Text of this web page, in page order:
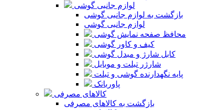
لوازم جانبی گوشی
بازگشت به لوازم جانبی گوشی
لوازم جانبی گوشی
محافظ صفحه نمایش گوشی
کیف و کاور گوشی
کابل شارژ و مبدل گوشی
شارژر تبلت و موبایل
پایه نگهدارنده گوشی و تبلت
پاوربانک
کالاهای مصرفی
بازگشت به کالاهای مصرفی